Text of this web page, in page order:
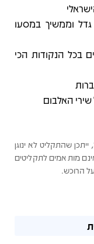
וממשיך במסעו
בכל הנקודות הכי
האלבום
שהתקליט לא ינוגן
מותאמים לתקליטים
הרוכש.